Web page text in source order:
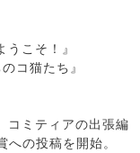
こそ！』
コ猫たち』
コミティアの出張編
の投稿を開始。